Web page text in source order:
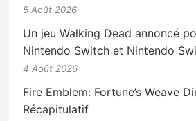
5 Août 2026
Un jeu Walking Dead annoncé
Nintendo Switch et Nintendo
4 Août 2026
Fire Emblem: Fortune’s Weave
Récapitulatif